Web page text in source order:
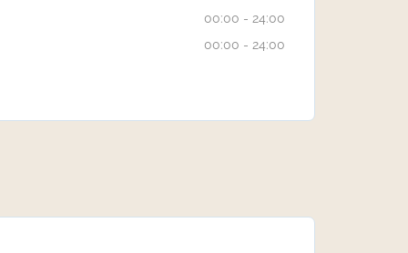
00:00 - 24:00
00:00 - 24:00